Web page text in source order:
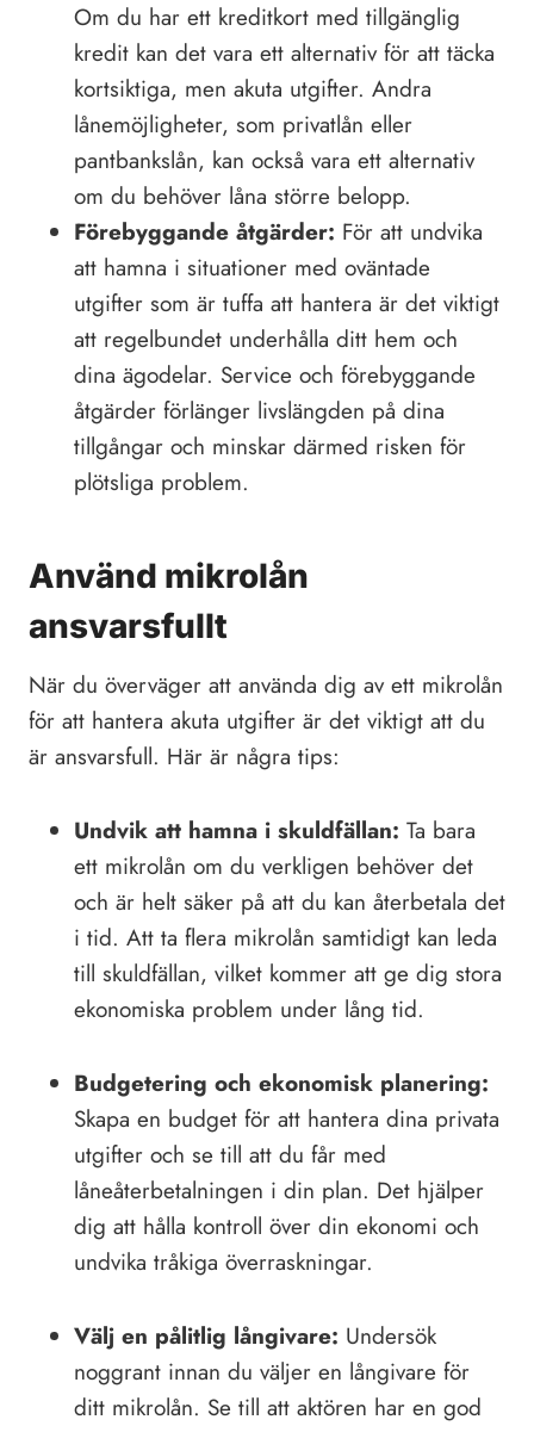
Om du har ett kreditkort med tillgänglig
kredit kan det vara ett alternativ för att täcka
kortsiktiga, men akuta utgifter. Andra
lånemöjligheter, som privatlån eller
pantbankslån, kan också vara ett alternativ
om du behöver låna större belopp.
Förebyggande åtgärder: För att undvika
att hamna i situationer med oväntade
utgifter som är tuffa att hantera är det viktigt
att regelbundet underhålla ditt hem och
dina ägodelar. Service och förebyggande
åtgärder förlänger livslängden på dina
tillgångar och minskar därmed risken för
plötsliga problem.
Använd mikrolån
ansvarsfullt
När du överväger att använda dig av ett mikrolån
för att hantera akuta utgifter är det viktigt att du
är ansvarsfull. Här är några tips:
Undvik att hamna i skuldfällan: Ta bara
ett mikrolån om du verkligen behöver det
och är helt säker på att du kan återbetala det
i tid. Att ta flera mikrolån samtidigt kan leda
till skuldfällan, vilket kommer att ge dig stora
ekonomiska problem under lång tid.
Budgetering och ekonomisk planering:
Skapa en budget för att hantera dina privata
utgifter och se till att du får med
låneåterbetalningen i din plan. Det hjälper
dig att hålla kontroll över din ekonomi och
undvika tråkiga överraskningar.
Välj en pålitlig långivare: Undersök
noggrant innan du väljer en långivare för
ditt mikrolån. Se till att aktören har en god